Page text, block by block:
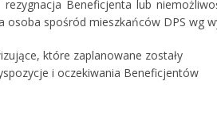
Beneficjenta lub
osoba spośród mieszkańców DPS wg
które zaplanowane zostały
i oczekiwania Beneficjentów